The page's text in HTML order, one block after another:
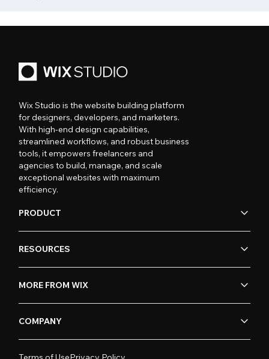
Wix Studio is the website building platform
for designers, developers, and marketers.
With high-end design capabilities,
streamlined workflows, and robust business
tools, it empowers freelancers and
agencies to build, manage, and scale
exceptional websites with maximum
efficiency.
PRODUCT
RESOURCES
MORE FROM WIX
COMPANY